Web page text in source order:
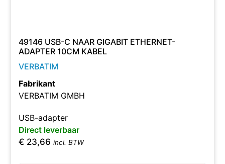
49146 USB-C NAAR GIGABIT ETHERNET-
ADAPTER 10CM KABEL
VERBATIM
Fabrikant
VERBATIM GMBH
USB-adapter
Direct leverbaar
€ 23,66 incl. BTW